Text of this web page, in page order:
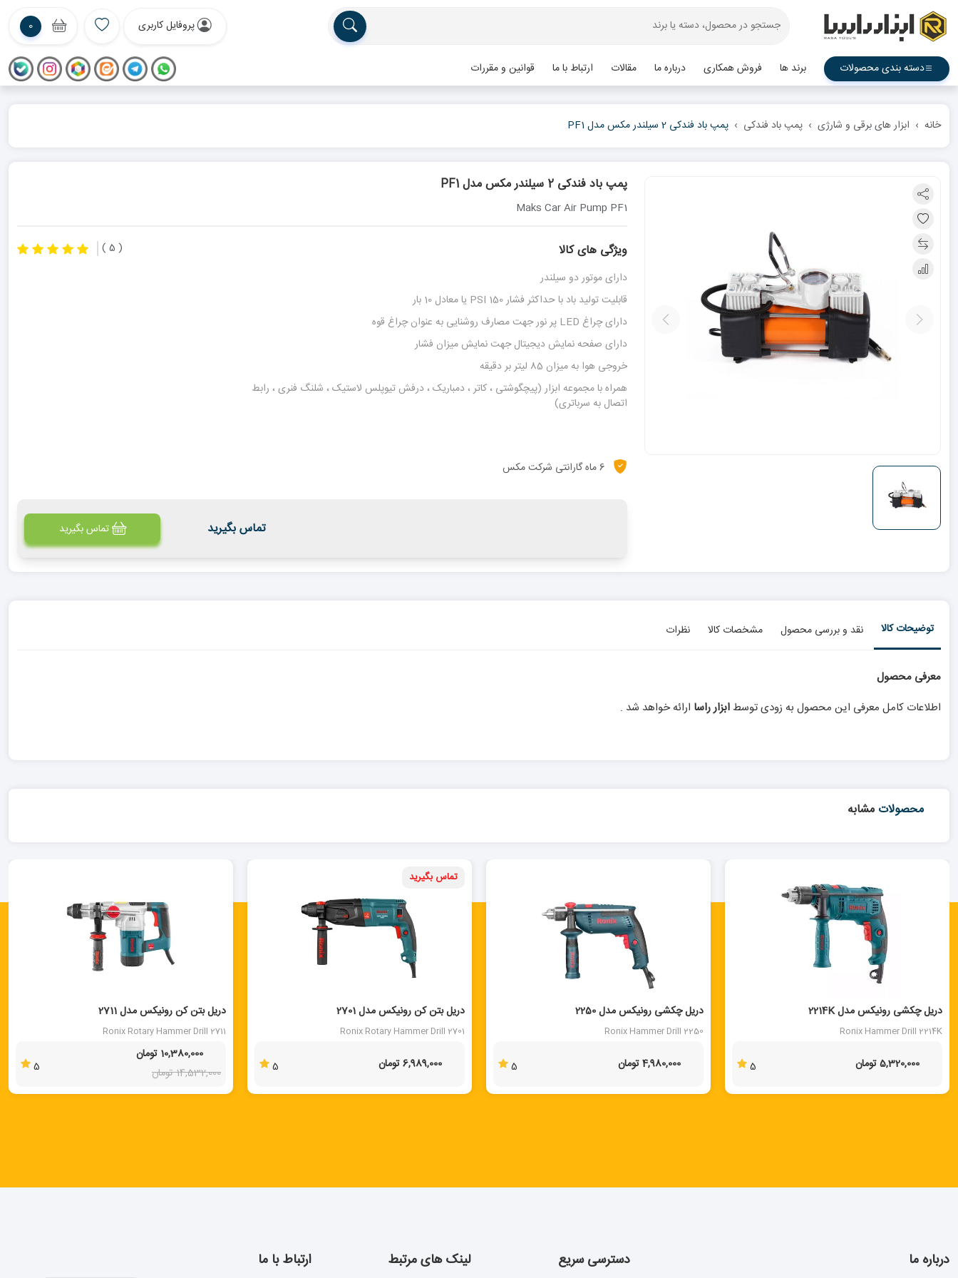
پروفایل کاربری 0
دسته بندی محصولات برند ها فروش همکاری درباره ما مقالات ارتباط با ما قوانین و مقررات
خانه ابزار های برقی و شارژی پمپ باد فندکی پمپ باد فندکی 2 سیلندر مکس مدل PF1
پمپ باد فندکی 2 سیلندر مکس مدل PF1
Maks Car Air Pump PF1
ویژگی های کالا
دارای موتور دو سیلندر
قابلیت تولید باد با حداکثر فشار 150 PSI یا معادل 10 بار
دارای چراغ LED پر نور جهت مصارف روشنایی به عنوان چراغ قوه
دارای صفحه نمایش دیجیتال جهت نمایش میزان فشار
خروجی هوا به میزان 85 لیتر بر دقیقه
همراه با مجموعه ابزار (پیچگوشتی ، کاتر ، دمباریک ، درفش تیوپلس لاستیک ، شلنگ فنری ، رابط
اتصال به سرباتری)
( 5 )
6 ماه گارانتی شرکت مکس
تماس بگیرید تماس بگیرید
توضیحات کالا نقد و بررسی محصول مشخصات کالا نظرات
معرفی محصول
اطلاعات کامل معرفی این محصول به زودی توسطابزار راسا ارائه خواهد شد .
محصولات مشابه
دریل چکشی رونیکس مدل 2214K
Ronix Hammer Drill 2214K
5,320,000 تومان 5
دریل چکشی رونیکس مدل 2250
Ronix Hammer Drill 2250
4,980,000 تومان 5
تماس بگیرید
دریل بتن کن رونیکس مدل 2701
Ronix Rotary Hammer Drill 2701
6,989,000 تومان 5
40 %
دریل بتن کن رونیکس مدل 2711
Ronix Rotary Hammer Drill 2711
10,380,000 تومان
14,532,000 تومان
5
درباره ما دسترسی سریع لینک های مرتبط ارتباط با ما